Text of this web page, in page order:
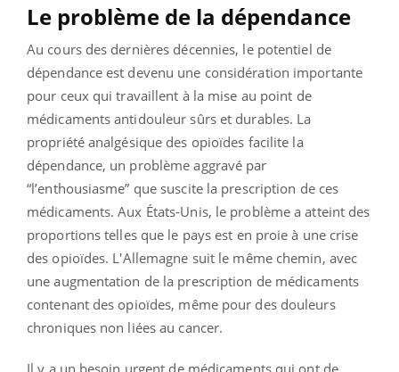
Le problème de la dépendance
Au cours des dernières décennies, le potentiel de
dépendance est devenu une considération importante
pour ceux qui travaillent à la mise au point de
médicaments antidouleur sûrs et durables. La
propriété analgésique des opioïdes facilite la
dépendance, un problème aggravé par
“l’enthousiasme” que suscite la prescription de ces
médicaments. Aux États-Unis, le problème a atteint des
proportions telles que le pays est en proie à une crise
des opioïdes. L'Allemagne suit le même chemin, avec
une augmentation de la prescription de médicaments
contenant des opioïdes, même pour des douleurs
chroniques non liées au cancer.
Il y a un besoin urgent de médicaments qui ont de